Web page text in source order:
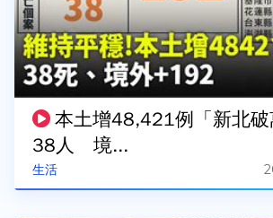
生活
本土增48,421例「新北
38人 境...